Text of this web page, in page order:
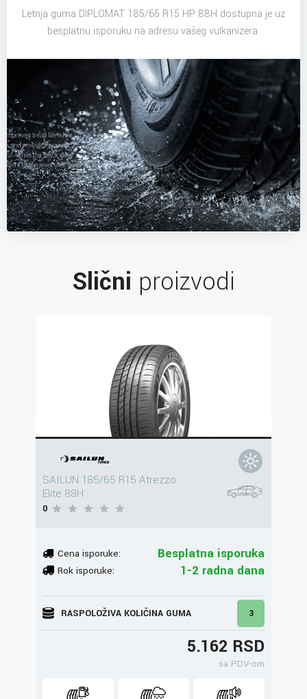
Letnja guma DIPLOMAT 185/65 R15 HP 88H dostupna je uz
besplatnu isporuku na adresu vašeg vulkanizera.
Slični proizvodi
SAILUN 185/65 R15 Atrezzo
Elite 88H
0
Cena isporuke: Besplatna isporuka
Rok isporuke: 1-2 radna dana
RASPOLOŽIVA KOLIČINA GUMA 3
5.162 RSD
sa PDV-om